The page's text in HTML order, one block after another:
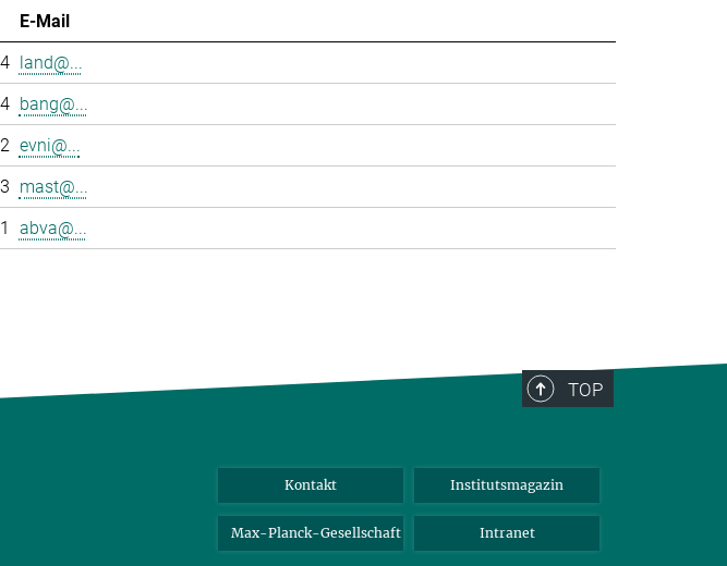
E-Mail
land@...
bang@...
evni@...
mast@...
abva@...
TOP
Kontakt Institutsmagazin
Max-Planck-Gesellschaft Intranet